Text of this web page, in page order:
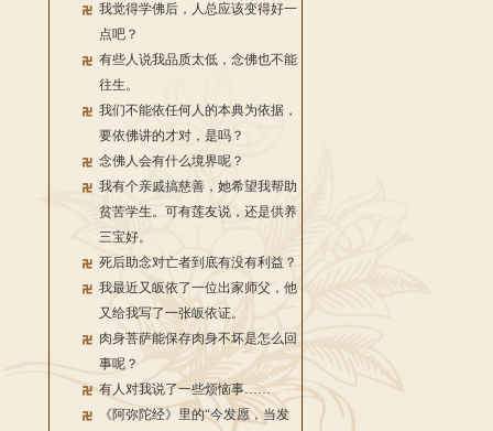
我觉得学佛后，人总应该变得好一
点吧？
有些人说我品质太低，念佛也不能
往生。
我们不能依任何人的本典为依据，
要依佛讲的才对，是吗？
念佛人会有什么境界呢？
我有个亲戚搞慈善，她希望我帮助
贫苦学生。可有莲友说，还是供养
三宝好。
死后助念对亡者到底有没有利益？
我最近又皈依了一位出家师父，他
又给我写了一张皈依证。
肉身菩萨能保存肉身不坏是怎么回
事呢？
有人对我说了一些烦恼事……
《阿弥陀经》里的“今发愿，当发